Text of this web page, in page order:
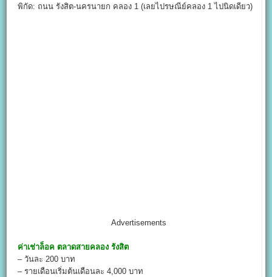
พิกัด: ถนน รังสิต-นครนายก คลอง 1 (เลยไปรษณีย์คลอง 1 ไปนิดเดียว)
Advertisements
ค่าเช่าล็อค ตลาดสายคลอง รังสิต
– วันละ 200 บาท
– รายเดือนเริ่มต้นเดือนละ 4,000 บาท